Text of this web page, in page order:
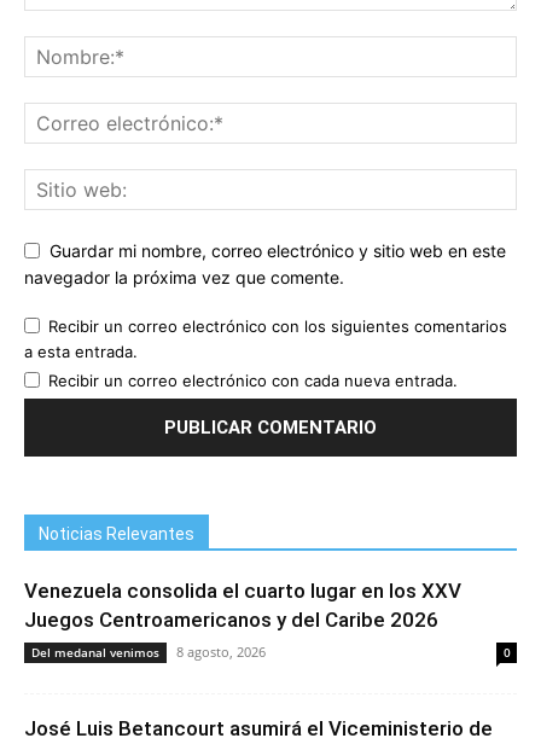
Guardar mi nombre, correo electrónico y sitio web en este
navegador la próxima vez que comente.
Recibir un correo electrónico con los siguientes comentarios
a esta entrada.
Recibir un correo electrónico con cada nueva entrada.
Noticias Relevantes
Venezuela consolida el cuarto lugar en los XXV
Juegos Centroamericanos y del Caribe 2026
Del medanal venimos 8 agosto, 2026 0
José Luis Betancourt asumirá el Viceministerio de